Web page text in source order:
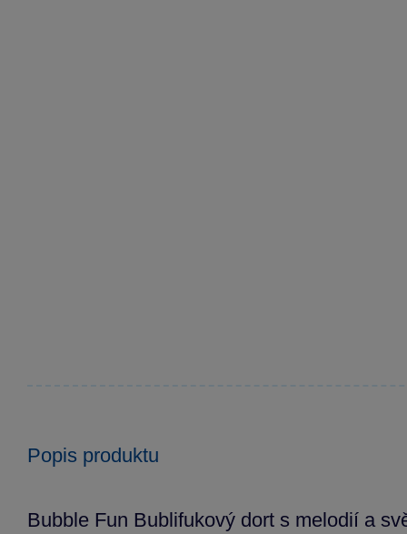
Popis produktu
Bubble Fun Bublifukový dort s melodií a